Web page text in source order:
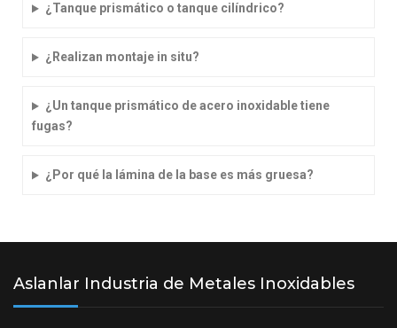
¿Tanque prismático o tanque cilíndrico?
¿Realizan montaje in situ?
¿Un tanque prismático de acero inoxidable tiene
fugas?
¿Por qué la lámina de la base es más gruesa?
Aslanlar Industria de Metales Inoxidables